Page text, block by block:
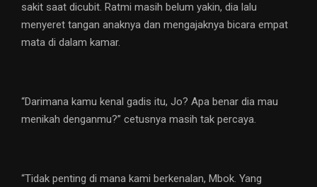
sakit saat dicubit. Ratmi masih belum yakin, dia lalu
menyeret tangan anaknya dan mengajaknya bicara empat
mata di dalam kamar.
“Darimana kamu kenal gadis itu, Jo? Apa benar dia mau
menikah denganmu?” cetusnya masih tak percaya.
“Tidak penting di mana kami berkenalan, Mbok. Yang